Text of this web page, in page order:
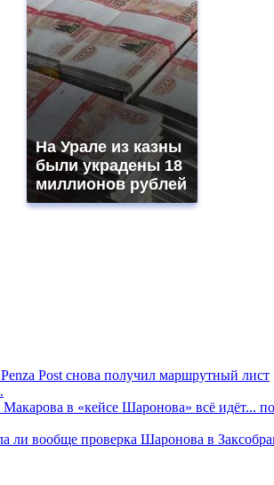
На Урале из казны
были украдены 18
миллионов рублей